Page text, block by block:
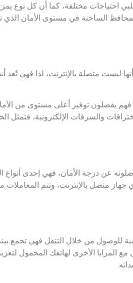
احتياجات مختلفة، كما أن كل نوع
الساخنة في مستوى الأمان
ليست متصلة بالإنترنت، لذا فهي
فهم يفضلون توفير أعلى مستوى من
والسرقات الإلكترونية، فتمثل
عن درجة الأمان، فهي إحدى أنواع
متصل بالإنترنت، وتتم المعاملات
للوصول من خلال التنقل فهي تجمع
المزايا الأخرى لهاتفك المحمول